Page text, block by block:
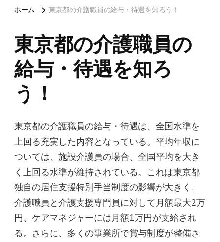
ホーム 東京都の介護職員の給与・待遇を知ろう！
東京都の介護職員の
給与・待遇を知ろ
う！
東京都の介護職員の給与・待遇は、全国水準を
上回る充実した内容となっている。平均年収に
ついては、施設介護員の場合、全国平均を大き
く上回る水準が維持されている。これは東京都
独自の居住支援特別手当制度の影響が大きく、
介護職員と介護支援専門員に対して月額最大2万
円、ケアマネジャーには月額1万円が支給され
る。さらに、多くの事業所で賞与制度が整備さ